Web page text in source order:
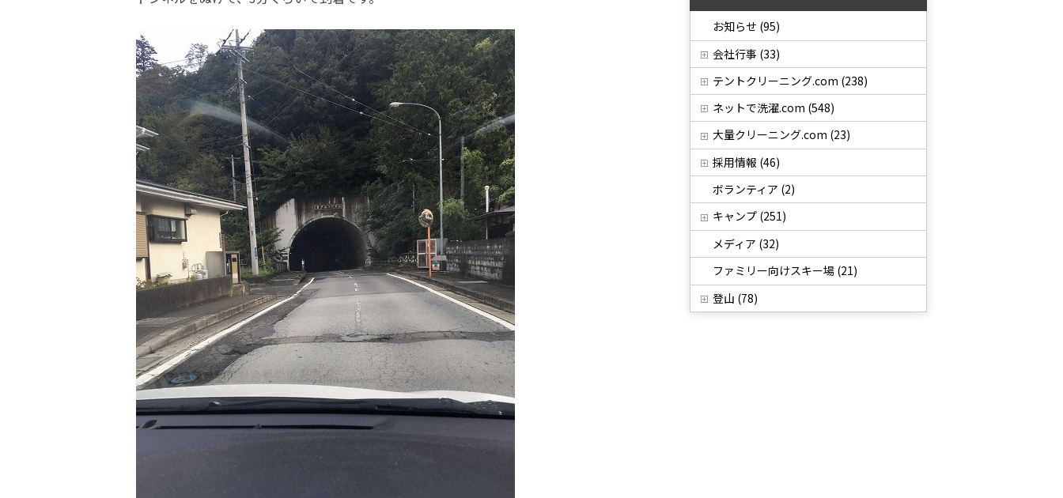
お知らせ (95)
会社行事 (33)
テントクリーニング.com (238)
ネットで洗濯.com (548)
大量クリーニング.com (23)
採用情報 (46)
ボランティア (2)
キャンプ (251)
メディア (32)
ファミリー向けスキー場 (21)
登山 (78)